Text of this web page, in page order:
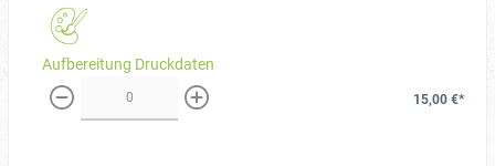
Aufbereitung Druckdaten
weniger mehr
15,00 €*